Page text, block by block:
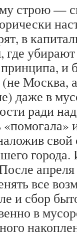
строю —
в
где
и
Москва,
даже в
ради
свой
все
и сбор
в